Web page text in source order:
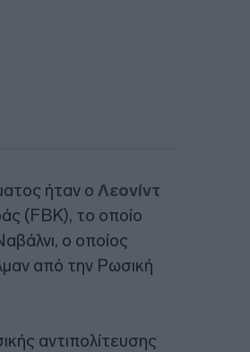
ήταν ο Λεονίντ
(FBK), το οποίο
ο οποίος
από την Ρωσική
αντιπολίτευσης